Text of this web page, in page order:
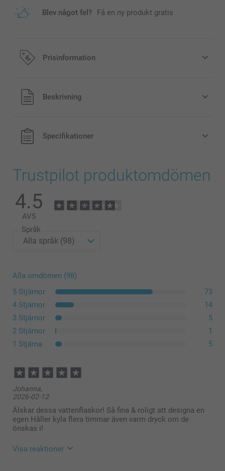
Blev något fel? Få en ny produkt gratis
Prisinformation
Alla priser är i svenska kronor (SEK), inklusive moms och
exklusive porto.
Beskrivning
Specifikationer
Trustpilot produktomdömen
4.5
AV5
Språk
Alla omdömen (98)
5 Stjärnor
73
4 Stjärnor
14
3 Stjärnor
5
2 Stjärnor
1
1 Stjärna
5
Johanna,
2026-02-12
Älskar dessa vattenflaskor! Så fina & roligt att designa en
egen Håller kyla flera timmar även varm dryck om de
önskas i!
Visa reaktioner